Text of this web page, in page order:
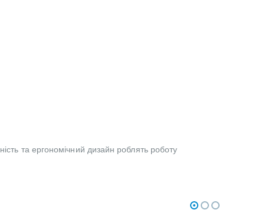
та ергономічний дизайн роблять роботу